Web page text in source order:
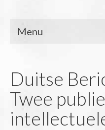
Menu
Blog
Lezingen/Presentaties
Film & TV
Duitse
Twee